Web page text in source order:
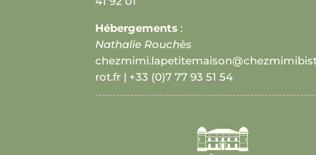
Hébergements :
Nathalie Rouchès
rot.fr | +33 (0)7 77 93 51 54